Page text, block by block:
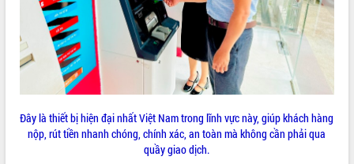
LIÊN KẾT WEB
Đây là thiết bị hiện đại nhất Việt Nam trong lĩnh vực này, giúp khách hàng
nộp, rút tiền nhanh chóng, chính xác, an toàn mà không cần phải qua
quầy giao dịch.